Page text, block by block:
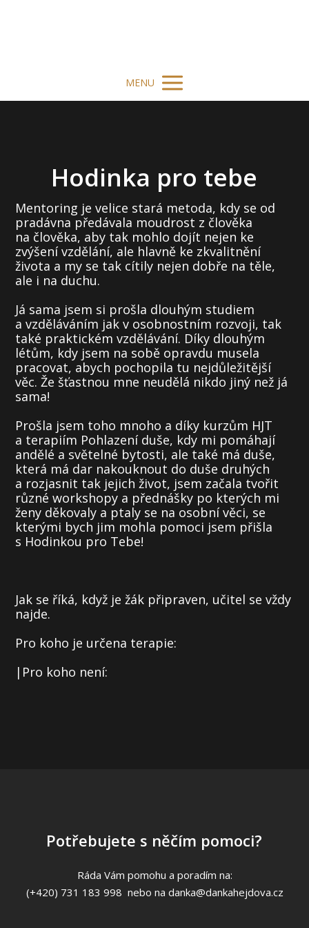
MENU
Hodinka pro tebe
Mentoring je velice stará metoda, kdy se od
pradávna předávala moudrost z člověka
na člověka, aby tak mohlo dojít nejen ke
zvýšení vzdělání, ale hlavně ke zkvalitnění
života a my se tak cítily nejen dobře na těle,
ale i na duchu.
Já sama jsem si prošla dlouhým studiem
a vzděláváním jak v osobnostním rozvoji, tak
také praktickém vzdělávání. Díky dlouhým
létům, kdy jsem na sobě opravdu musela
pracovat, abych pochopila tu nejdůležitější
věc. Že šťastnou mne neudělá nikdo jiný než já
sama!
Prošla jsem toho mnoho a díky kurzům HJT
a terapiím Pohlazení duše, kdy mi pomáhají
andělé a světelné bytosti, ale také má duše,
která má dar nakouknout do duše druhých
a rozjasnit tak jejich život, jsem začala tvořit
různé workshopy a přednášky po kterých mi
ženy děkovaly a ptaly se na osobní věci, se
kterými bych jim mohla pomoci jsem přišla
s Hodinkou pro Tebe!
Jak se říká, když je žák připraven, učitel se vždy
najde.
Pro koho je určena terapie:
|Pro koho není:
Potřebujete s něčím pomoci?
Ráda Vám pomohu a poradím na:
(+420) 731 183 998 nebo na danka@dankahejdova.cz